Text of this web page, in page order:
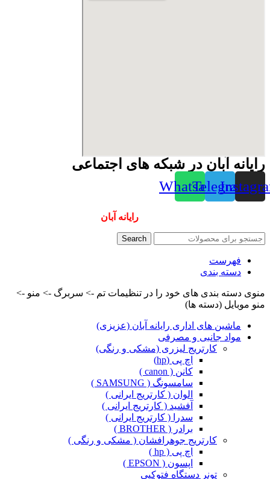
رایانه آبان در شبکه های اجتماعی
Telegram
Whatsapp
رایانه آبان
Search
فهرست
دسته بندی
منوی دسته بندی های خود را در تنظیمات تم -> سربرگ -> منو ->
منو موبایل (دسته ها)
ماشین های اداری رایانه آبان (عزیزی)
مواد جانبی و مصرفی
کارتریج لیزری (مشکی و رنگی)
اچ پی (hp)
کانن ( canon )
سامسونگ ( SAMSUNG )
الوان ( کارتریج ایرانی )
آفشید ( کارتریج ایرانی )
سدرا ( کارتریج ایرانی )
برادر ( BROTHER )
کارتریج جوهرافشان ( مشکی و رنگی )
اچ پی ( hp )
اپسون ( EPSON )
تونر دستگاه فتوکپی